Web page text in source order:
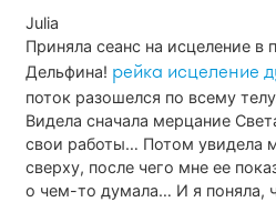
Julia
Приняла сеанс на исцеление в
Дельфина! рейка исцеление
поток разошелся по всему
Видела сначала мерцание
свои работы… Потом увидела
сверху, после чего мне ее
о чем-то думала… И я поняла,